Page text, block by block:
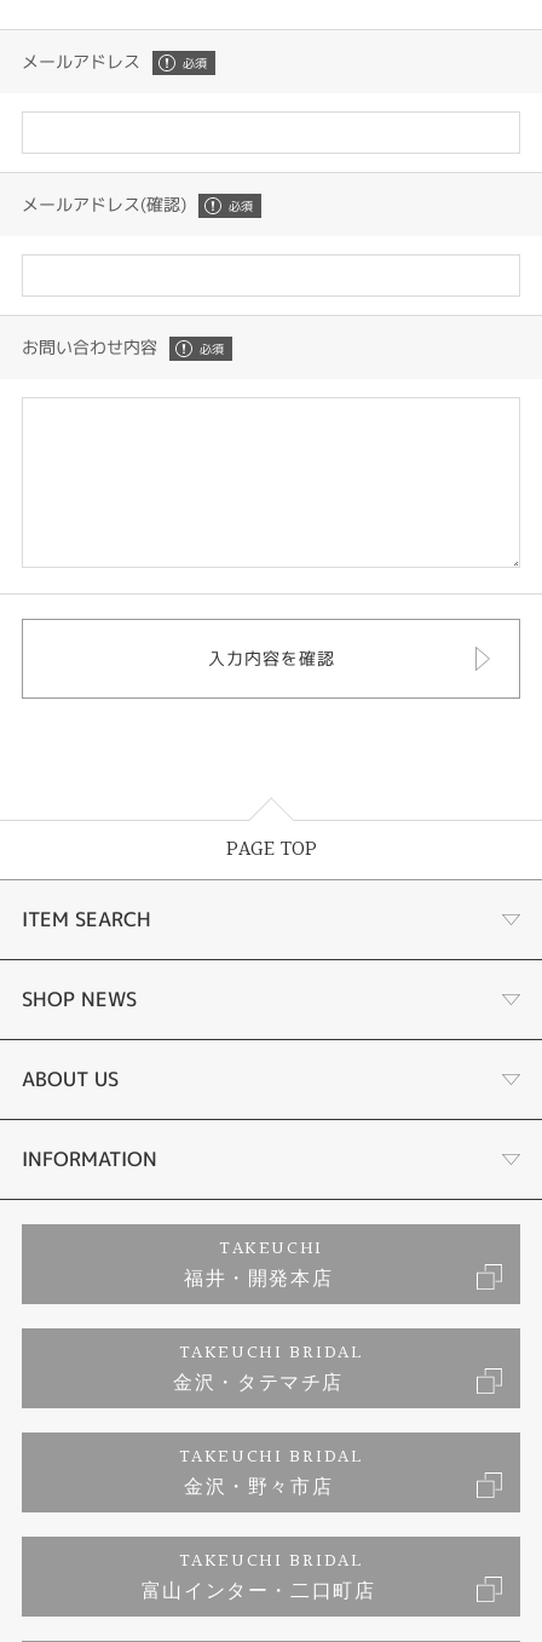
メールアドレス
メールアドレス(確認)
お問い合わせ内容
PAGE TOP
ITEM SEARCH
婚約指輪
結婚指輪
セットリング
婚約ネックレス
エタニティリング
SHOP NEWS
タケウチのこだわり
プロポーズサポート
ブランドリスト
ジュエリーリフォーム
福井指輪工房｜手作りペアリング
福井指輪工房｜手作り結婚指輪 and 婚約指輪
福井指輪工房｜手作り婚約指輪 プロポーズプラン
ABOUT US
会社概要
お客様の声
INFORMATION
プライバシーポリシー
TAKEUCHI
福井・開発本店
TAKEUCHI BRIDAL
金沢・タテマチ店
TAKEUCHI BRIDAL
金沢・野々市店
TAKEUCHI BRIDAL
富山インター・二口町店